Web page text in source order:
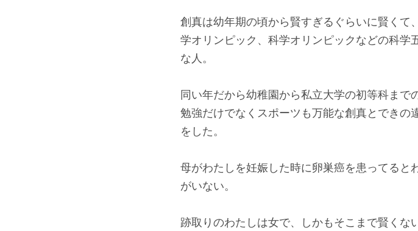
創真は幼年期の頃から賢すぎるぐらいに賢くて
学オリンピック、科学オリンピックなどの科学
な人。
同い年だから幼稚園から私立大学の初等科まで
勉強だけでなくスポーツも万能な創真とできの
をした。
母がわたしを妊娠した時に卵巣癌を患ってると
がいない。
跡取りのわたしは女で、しかもそこまで賢くな